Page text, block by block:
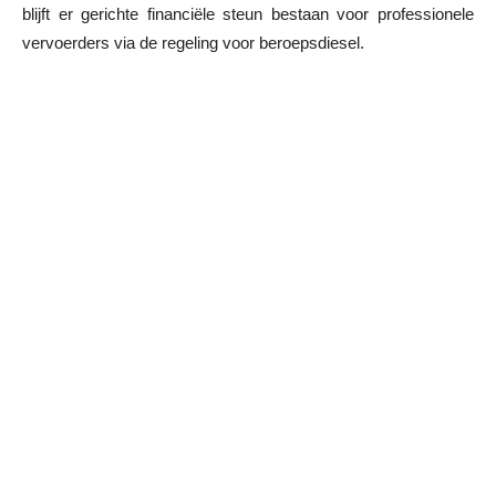
blijft er gerichte financiële steun bestaan voor professionele
vervoerders via de regeling voor beroepsdiesel.